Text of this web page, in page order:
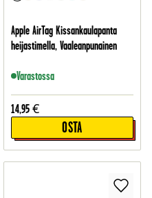
Apple AirTag Kissankaulapanta
heijastimella, Vaaleanpunainen
Varastossa
14,95 €
OSTA